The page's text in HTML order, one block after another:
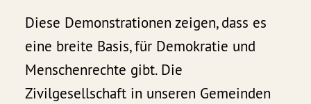
Diese Demonstrationen zeigen, dass es
eine breite Basis, für Demokratie und
Menschenrechte gibt. Die
Zivilgesellschaft in unseren Gemeinden